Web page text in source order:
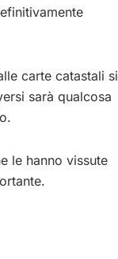
carte catastali si
sarà qualcosa
le hanno vissute